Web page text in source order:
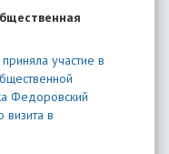
участие в
Федоровский
визита в